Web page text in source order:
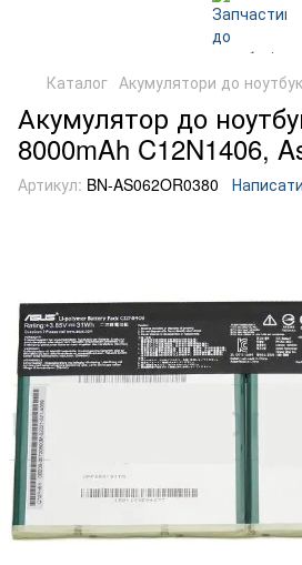
Каталог Акумулятори до
Акумулятор до
8000mAh C12N1406,
Артикул: BN-AS062OR0380